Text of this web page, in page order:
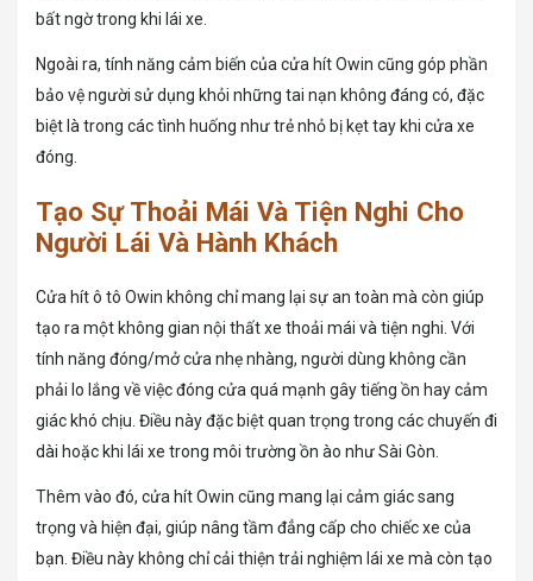
bất ngờ trong khi lái xe.
Ngoài ra, tính năng cảm biến của cửa hít Owin cũng góp phần
bảo vệ người sử dụng khỏi những tai nạn không đáng có, đặc
biệt là trong các tình huống như trẻ nhỏ bị kẹt tay khi cửa xe
đóng.
Tạo Sự Thoải Mái Và Tiện Nghi Cho
Người Lái Và Hành Khách
Cửa hít ô tô Owin không chỉ mang lại sự an toàn mà còn giúp
tạo ra một không gian nội thất xe thoải mái và tiện nghi. Với
tính năng đóng/mở cửa nhẹ nhàng, người dùng không cần
phải lo lắng về việc đóng cửa quá mạnh gây tiếng ồn hay cảm
giác khó chịu. Điều này đặc biệt quan trọng trong các chuyến đi
dài hoặc khi lái xe trong môi trường ồn ào như Sài Gòn.
Thêm vào đó, cửa hít Owin cũng mang lại cảm giác sang
trọng và hiện đại, giúp nâng tầm đẳng cấp cho chiếc xe của
bạn. Điều này không chỉ cải thiện trải nghiệm lái xe mà còn tạo